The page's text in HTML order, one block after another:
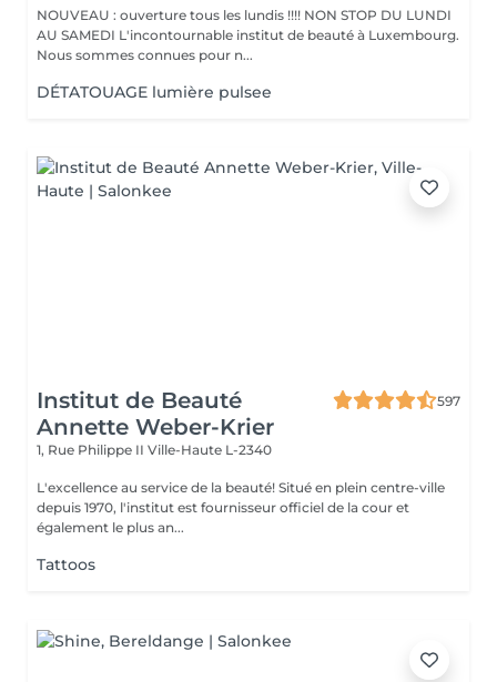
NOUVEAU : ouverture tous les lundis !!!! NON STOP DU LUNDI
AU SAMEDI L'incontournable institut de beauté à Luxembourg.
Nous sommes connues pour n...
DÉTATOUAGE lumière pulsee
Institut de Beauté
Annette Weber-Krier
597
1, Rue Philippe II Ville-Haute L-2340
L'excellence au service de la beauté! Situé en plein centre-ville
depuis 1970, l'institut est fournisseur officiel de la cour et
également le plus an...
Tattoos